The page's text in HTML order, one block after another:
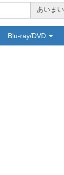
あいまい
Blu-ray/DVD